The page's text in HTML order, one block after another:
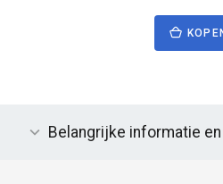
Belangrijke informatie